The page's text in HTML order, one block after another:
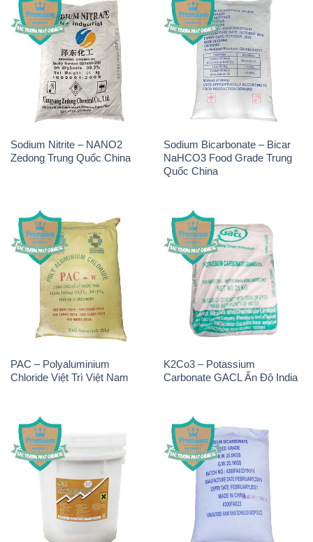
Sodium Nitrite – NANO2
Zedong Trung Quốc China
Sodium Bicarbonate – Bicar
NaHCO3 Food Grade Trung
Quốc China
PAC – Polyaluminium
Chloride Việt Trì Việt Nam
K2Co3 – Potassium
Carbonate GACL Ấn Độ India
Chlorine – Clorin 70% Hàn
Quốc Korea
Sodium Bicarbonate – Bicar
NaHCO3 Feed Grade Hunan
Yuhua Trung Quốc China